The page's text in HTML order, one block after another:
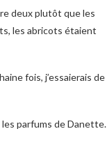
deux plutôt que les
les abricots étaient
fois, j’essaierais de
les parfums de Danette.